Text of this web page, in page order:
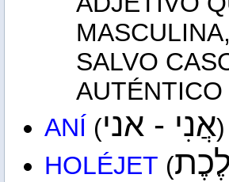
SALVO
ANÍ (אֲנִי - אני)
HOLÉJET (